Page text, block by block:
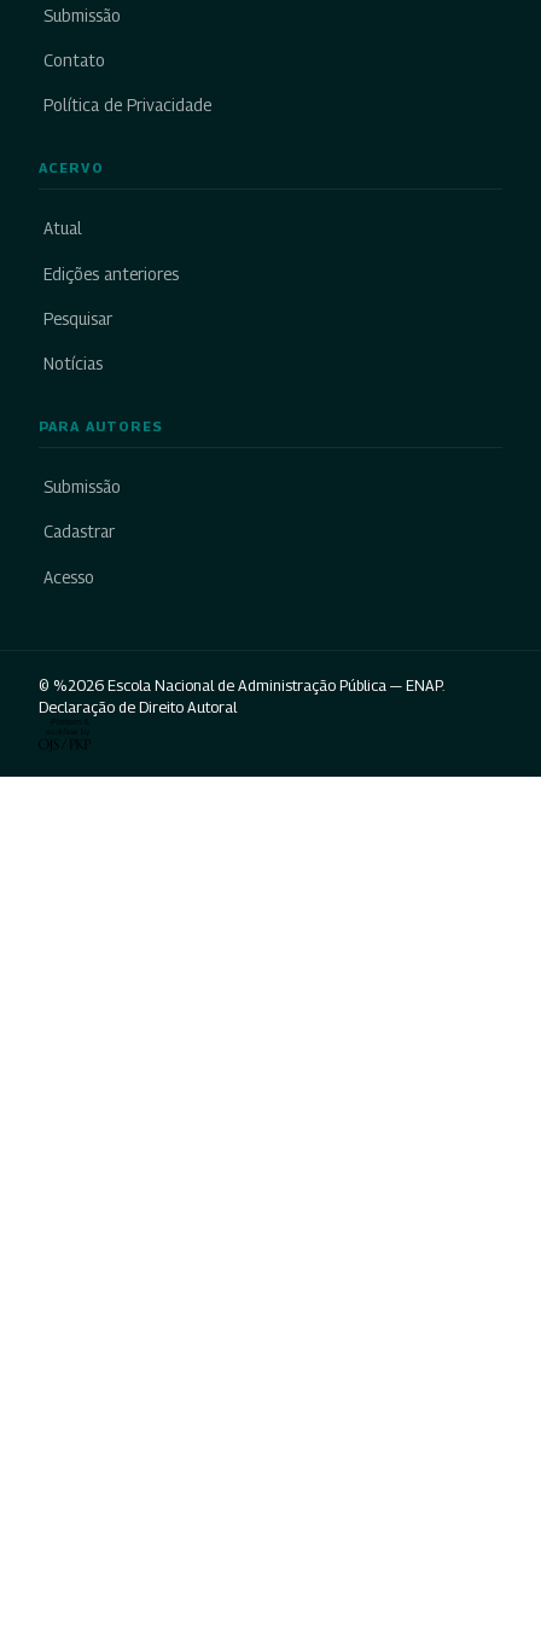
Submissão
Contato
Política de Privacidade
ACERVO
Atual
Edições anteriores
Pesquisar
Notícias
PARA AUTORES
Submissão
Cadastrar
Acesso
© %2026 Escola Nacional de Administração Pública — ENAP.
Declaração de Direito Autoral